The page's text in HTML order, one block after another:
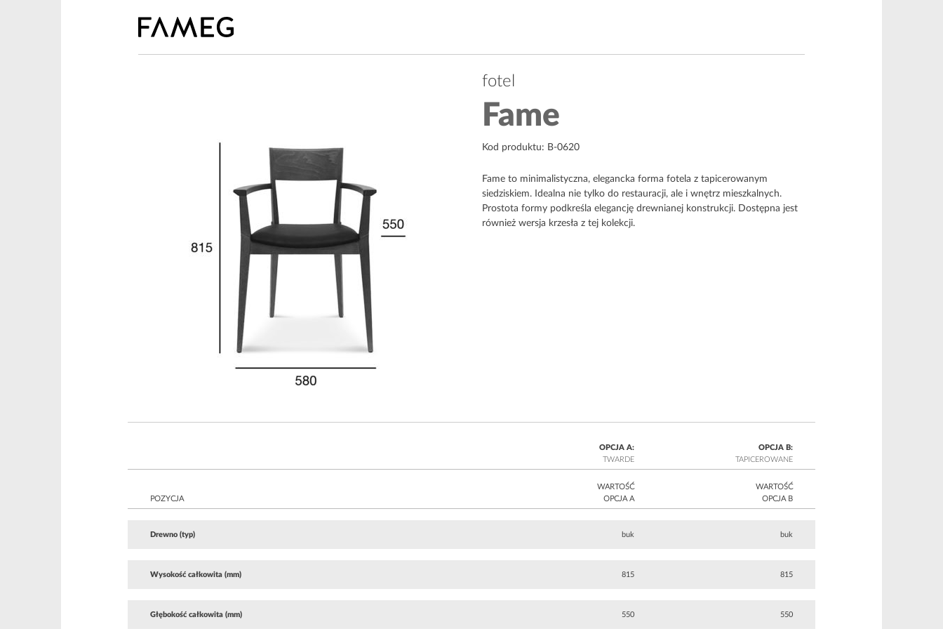
fotel
Fame
Kod produktu: B-0620
Fame to minimalistyczna, elegancka forma fotela z tapicerowanym
siedziskiem. Idealna nie tylko do restauracji, ale i wnętrz mieszkalnych.
Prostota formy podkreśla elegancję drewnianej konstrukcji. Dostępna jest
również wersja krzesła z tej kolekcji.
OPCJA A:
TWARDE
OPCJA B:
TAPICEROWANE
POZYCJA
WARTOŚĆ
OPCJA A
WARTOŚĆ
OPCJA B
Drewno (typ) buk buk
Wysokość całkowita (mm) 815 815
Głębokość całkowita (mm) 550 550